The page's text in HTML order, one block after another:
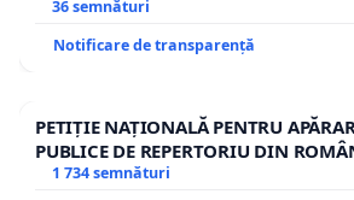
36 semnături
Notificare de transparență
PETIȚIE NAȚIONALĂ PENTRU
PUBLICE DE REPERTORIU DIN
1 734 semnături